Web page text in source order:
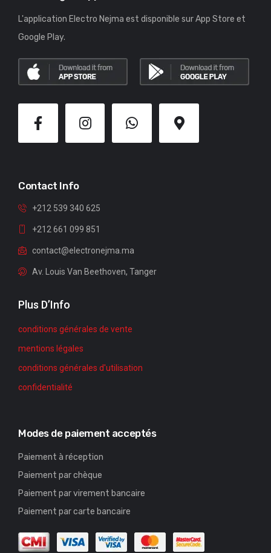
L'application Electro Nejma est disponible sur App Store et
Google Play.
Contact Info
+212 539 340 625
+212 661 099 851
contact@electronejma.ma
Av. Louis Van Beethoven, Tanger
Plus D’Info
conditions générales de vente
mentions légales
conditions générales d'utilisation
confidentialité
Modes de paiement acceptés
Paiement à réception
Paiement par chèque
Paiement par virement bancaire
Paiement par carte bancaire